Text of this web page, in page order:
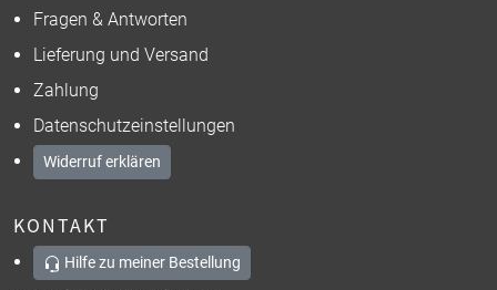
Fragen & Antworten
Lieferung und Versand
Zahlung
Datenschutzeinstellungen
Widerruf erklären
KONTAKT
Hilfe zu meiner Bestellung